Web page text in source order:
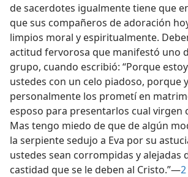
de sacerdotes igualmente tiene que
que sus compañeros de adoración
limpios moral y espiritualmente.
actitud fervorosa que manifestó uno
grupo, cuando escribió: “Porque
ustedes con un celo piadoso, porque
personalmente los prometí en
esposo para presentarlos cual virgen
Mas tengo miedo de que de algún
la serpiente sedujo a Eva por su
ustedes sean corrompidas y alejadas
castidad que se le deben al Cristo.”—